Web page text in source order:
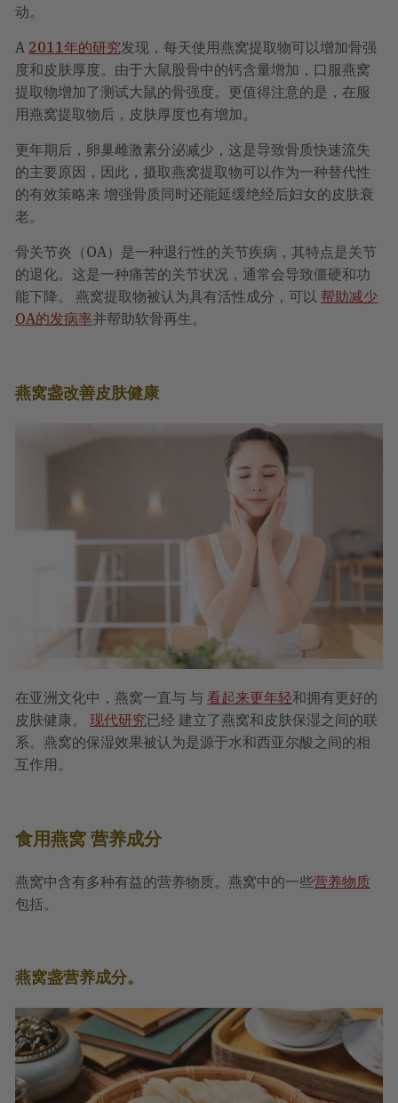
动。
A 2011年的研究发现，每天使用燕窝提取物可以增加骨强
度和皮肤厚度。由于大鼠股骨中的钙含量增加，口服燕窝
提取物增加了测试大鼠的骨强度。更值得注意的是，在服
用燕窝提取物后，皮肤厚度也有增加。
更年期后，卵巢雌激素分泌减少，这是导致骨质快速流失
的主要原因，因此，摄取燕窝提取物可以作为一种替代性
的有效策略来 增强骨质同时还能延缓绝经后妇女的皮肤衰
老。
骨关节炎（OA）是一种退行性的关节疾病，其特点是关节
的退化。这是一种痛苦的关节状况，通常会导致僵硬和功
能下降。 燕窝提取物被认为具有活性成分，可以 帮助减少
OA的发病率并帮助软骨再生。
燕窝盏改善皮肤健康
在亚洲文化中，燕窝一直与 与 看起来更年轻和拥有更好的
皮肤健康。 现代研究已经 建立了燕窝和皮肤保湿之间的联
系。燕窝的保湿效果被认为是源于水和西亚尔酸之间的相
互作用。
食用燕窝 营养成分
燕窝中含有多种有益的营养物质。燕窝中的一些营养物质
包括。
燕窝盏营养成分。